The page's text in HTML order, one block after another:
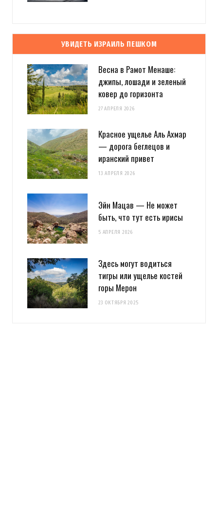
УВИДЕТЬ ИЗРАИЛЬ ПЕШКОМ
Весна в Рамот Менаше:
джипы, лошади и зеленый
ковер до горизонта
27 АПРЕЛЯ 2026
Красное ущелье Аль Ахмар
— дорога беглецов и
иранский привет
13 АПРЕЛЯ 2026
Эйн Мацав — Не может
быть, что тут есть ирисы
5 АПРЕЛЯ 2026
Здесь могут водиться
тигры или ущелье костей
горы Мерон
23 ОКТЯБРЯ 2025